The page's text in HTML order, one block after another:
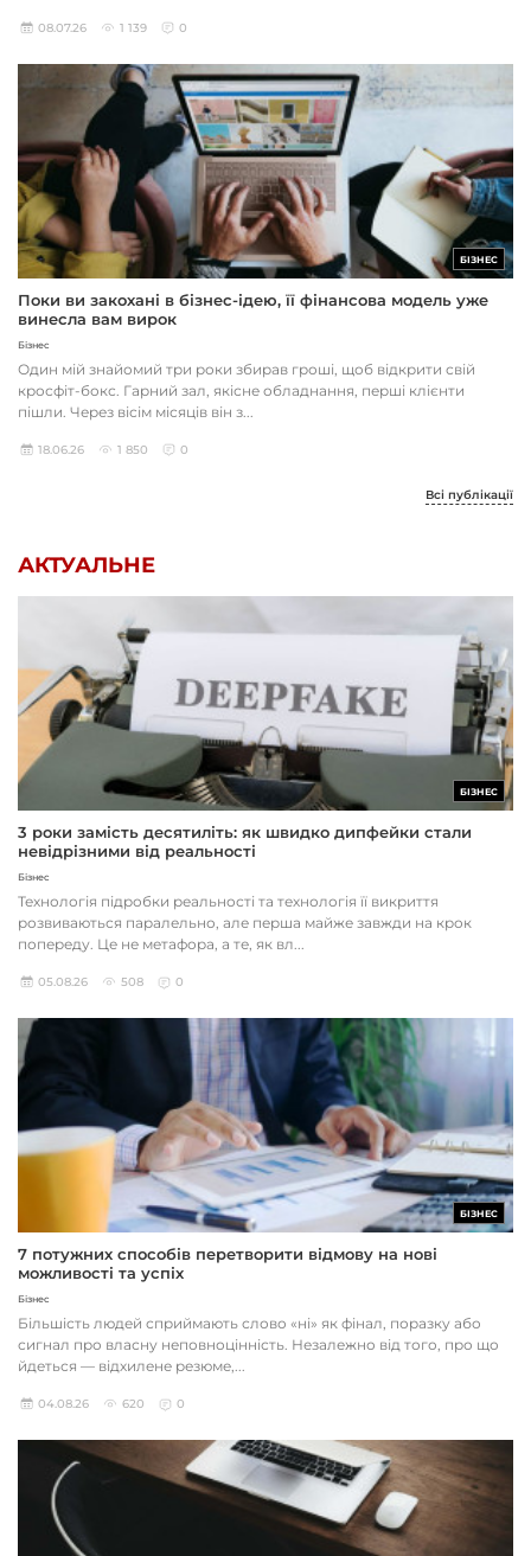
08.07.26 1 139 0
БІЗНЕС
Поки ви закохані в бізнес-ідею, її фінансова модель уже
винесла вам вирок
Бізнес
Один мій знайомий три роки збирав гроші, щоб відкрити свій
кросфіт-бокс. Гарний зал, якісне обладнання, перші клієнти
пішли. Через вісім місяців він з...
18.06.26 1 850 0
Всі публікації
АКТУАЛЬНЕ
БІЗНЕС
3 роки замість десятиліть: як швидко дипфейки стали
невідрізними від реальності
Бізнес
Технологія підробки реальності та технологія її викриття
розвиваються паралельно, але перша майже завжди на крок
попереду. Це не метафора, а те, як вл...
05.08.26 508 0
БІЗНЕС
7 потужних способів перетворити відмову на нові
можливості та успіх
Бізнес
Більшість людей сприймають слово «ні» як фінал, поразку або
сигнал про власну неповноцінність. Незалежно від того, про що
йдеться — відхилене резюме,...
04.08.26 620 0